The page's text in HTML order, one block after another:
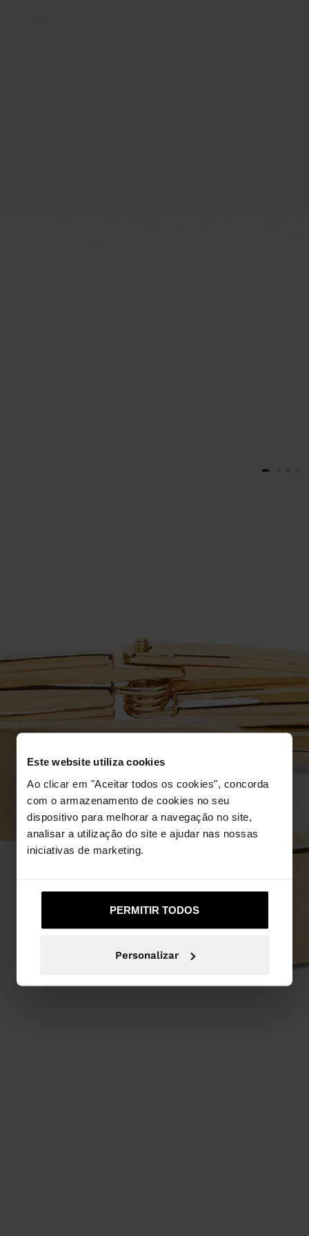
Este website utiliza cookies
Ao clicar em "Aceitar todos os cookies", concorda
com o armazenamento de cookies no seu
dispositivo para melhorar a navegação no site,
analisar a utilização do site e ajudar nas nossas
iniciativas de marketing.
PERMITIR TODOS
Personalizar